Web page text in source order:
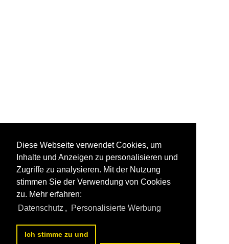
Diese Webseite verwendet Cookies, um
Inhalte und Anzeigen zu personalisieren und
Zugriffe zu analysieren. Mit der Nutzung
stimmen Sie der Verwendung von Cookies
zu. Mehr erfahren:
Datenschutz , Personalisierte Werbung
Ich stimme zu und